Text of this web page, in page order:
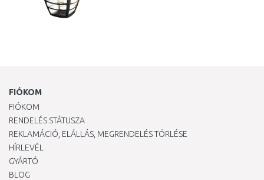
FIÓKOM
FIÓKOM
RENDELÉS STÁTUSZA
REKLAMÁCIÓ, ELÁLLÁS, MEGRENDELÉS TÖRLÉSE
HÍRLEVÉL
GYÁRTÓ
BLOG